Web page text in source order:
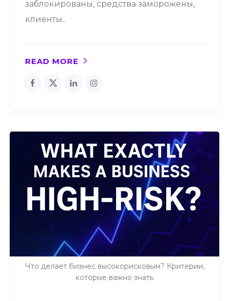
заблокированы, средства заморожены,
клиенты..
READ MORE
Что делает бизнес высокорисковым? Критерии,
которые важно знать